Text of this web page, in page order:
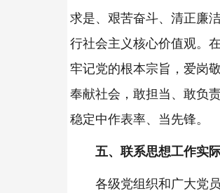
求是、艰苦奋斗、清正廉
行社会主义核心价值观。
牢记党的根本宗旨，爱岗
奉献社会，敢担当、敢负
稳定中作表率、当先锋。
五、联系思想工作实
各级党组织和广大党